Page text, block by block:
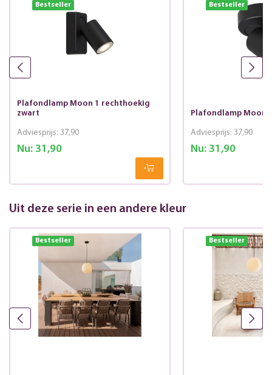
Bestseller
Plafondlamp Moon 1 rechthoekig
zwart
Nu:31,90
Adviesprijs: 37,90
Bestseller
Plafondlamp Moon
Nu:31,90
Adviesprijs: 37,90
Uit deze serie in een andere kleur
Bestseller Bestseller